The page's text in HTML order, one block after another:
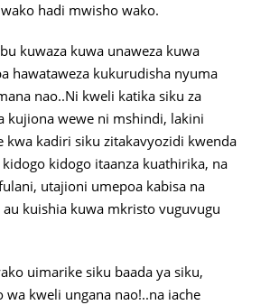
hadi mwisho wako.
kuwaza kuwa unaweza kuwa
hawataweza kukurudisha nyuma
nao..Ni kweli katika siku za
kujiona wewe ni mshindi, lakini
kwa kadiri siku zitakavyozidi kwenda
kidogo itaanza kuathirika, na
utajioni umepoa kabisa na
au kuishia kuwa mkristo vuguvugu
uimarike siku baada ya siku,
kweli ungana nao!..na iache